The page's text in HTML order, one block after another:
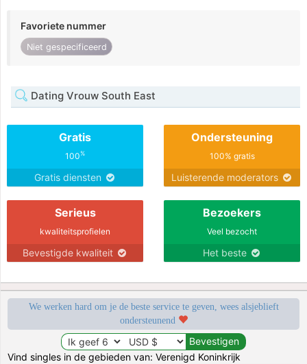
Favoriete nummer
Niet gespecificeerd
Dating Vrouw South East
Gratis
100%
Gratis diensten
Ondersteuning
100% gratis
Luisterende moderators
Serieus
kwaliteitsprofielen
Bevestigde kwaliteit
Bezoekers
Veel bezocht
Het beste
We werken hard om je de beste service te geven, wees alsjeblieft
ondersteunend
Vind singles in de gebieden van: Verenigd Koninkrijk